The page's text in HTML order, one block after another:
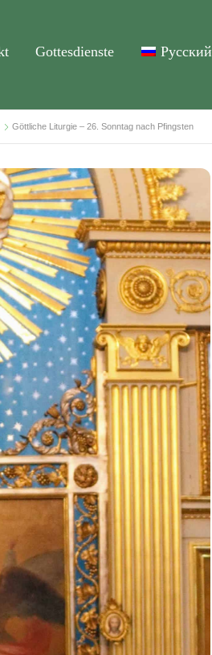
Gottesdienste Русский
Göttliche Liturgie – 26. Sonntag nach Pfingsten